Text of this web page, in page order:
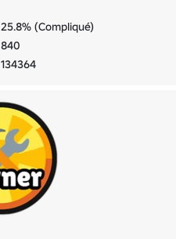
25.8% (Compliqué)
840
134364